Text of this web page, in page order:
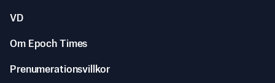
VD
Om Epoch Times
Prenumerationsvillkor